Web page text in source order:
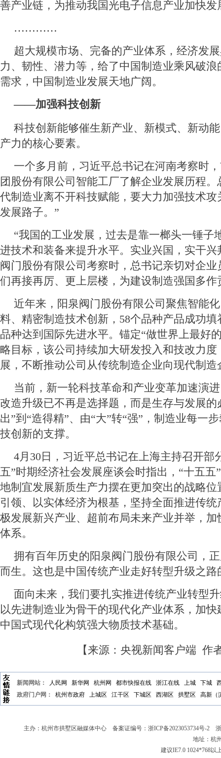
善产业链，为推动我国光电子信息产业加快
…………
超大规模市场、完备的产业体系，经济发
力、韧性、潜力等，给了中国制造业乘风破
需求，中国制造业发展天地广阔。
——加强科技创新
科技创新能够催生新产业、新模式、新动
产力的核心要素。
一个多月前，习近平总书记在河南考察时
团股份有限公司智能工厂了解企业发展历程。
代制造业离不开科技赋能，要大力加强技术
发展路子。”
“我国的工业发展，过去是靠一榔头一锤子
进技术和装备来提升水平。实业兴国，实干兴
阀门股份有限公司考察时，总书记亲切对企
们再接再厉、更上层楼，为建设制造强国多作
近年来，阳泉阀门股份有限公司聚焦智能
料、精密制造技术创新，58个品种产品成功填
品种达到国际先进水平。锚定“做世界上最好
略目标，该公司持续加大研发投入和技改力度
展，不断推动公司从传统制造企业向现代制造
当前，新一轮科技革命和产业变革加速演
改造升级已不再是选择题，而是生存与发展的
出”到“造得精”、由“大”转“强”，制造业每一
技创新的支撑。
4月30日，习近平总书记在上海主持召开部
五”时期经济社会发展座谈会时指出，“十五五
地制宜发展新质生产力摆在更加突出的战略
引领、以实体经济为根基，坚持全面推进传
极发展新兴产业、超前布局未来产业并举，
体系。
拥有百年历史的阳泉阀门股份有限公司，
而生。这也是中国传统产业走好转型升级之路
面向未来，我们要扎实推进传统产业转型
以先进制造业为骨干的现代化产业体系，加
中国式现代化构筑强大物质技术基础。
【来源：央视新闻客户端 作
新闻网站： 人民网 新华网 杭州网 都市快报在线 浙江在线 上城 下城
政府门户网：
杭州市政府 上城区 江干区 下城区 西湖区 拱墅区 高新（
主办：杭州市拱墅区融媒体中心 备案证编号： 浙ICP备2023053734号-2 浙
地址：杭
建议IE7.0 1024*768